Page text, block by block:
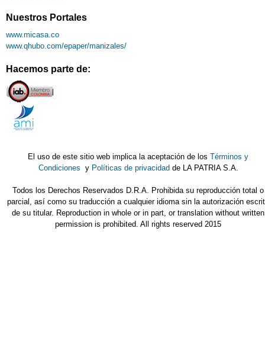
Nuestros Portales
www.micasa.co
www.qhubo.com/epaper/manizales/
Hacemos parte de:
El uso de este sitio web implica la aceptación de losTérminos y
Condiciones y Políticas de privacidad de LA PATRIA S.A.
Todos los Derechos Reservados D.R.A. Prohibida su reproducción total o
parcial, así como su traducción a cualquier idioma sin la autorización
de su titular. Reproduction in whole or in part, or translation without written
permission is prohibited. All rights reserved 2015